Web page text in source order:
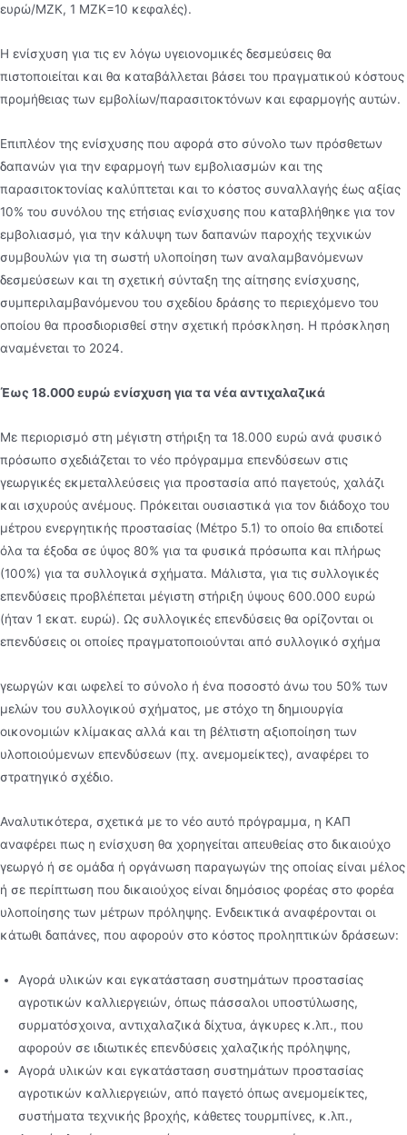
ευρώ/ΜΖΚ, 1 ΜΖΚ=10 κεφαλές).
Η ενίσχυση για τις εν λόγω υγειονοµικές δεσµεύσεις θα
πιστοποιείται και θα καταβάλλεται βάσει του πραγµατικού κόστους
προµήθειας των εµβολίων/παρασιτοκτόνων και εφαρµογής αυτών.
Επιπλέον της ενίσχυσης που αφορά στο σύνολο των πρόσθετων
δαπανών για την εφαρµογή των εµβολιασµών και της
παρασιτοκτονίας καλύπτεται και το κόστος συναλλαγής έως αξίας
10% του συνόλου της ετήσιας ενίσχυσης που καταβλήθηκε για τον
εµβολιασµό, για την κάλυψη των δαπανών παροχής τεχνικών
συµβουλών για τη σωστή υλοποίηση των αναλαµβανόµενων
δεσµεύσεων και τη σχετική σύνταξη της αίτησης ενίσχυσης,
συµπεριλαµβανόµενου του σχεδίου δράσης το περιεχόµενο του
οποίου θα προσδιορισθεί στην σχετική πρόσκληση. Η πρόσκληση
αναµένεται το 2024.
Έως 18.000 ευρώ ενίσχυση για τα νέα αντιχαλαζικά
Με περιορισµό στη µέγιστη στήριξη τα 18.000 ευρώ ανά φυσικό
πρόσωπο σχεδιάζεται το νέο πρόγραµµα επενδύσεων στις
γεωργικές εκµεταλλεύσεις για προστασία από παγετούς, χαλάζι
και ισχυρούς ανέµους. Πρόκειται ουσιαστικά για τον διάδοχο του
µέτρου ενεργητικής προστασίας (Μέτρο 5.1) το οποίο θα επιδοτεί
όλα τα έξοδα σε ύψος 80% για τα φυσικά πρόσωπα και πλήρως
(100%) για τα συλλογικά σχήµατα. Μάλιστα, για τις συλλογικές
επενδύσεις προβλέπεται µέγιστη στήριξη ύψους 600.000 ευρώ
(ήταν 1 εκατ. ευρώ). Ως συλλογικές επενδύσεις θα ορίζονται οι
επενδύσεις οι οποίες πραγµατοποιούνται από συλλογικό σχήµα
γεωργών και ωφελεί το σύνολο ή ένα ποσοστό άνω του 50% των
µελών του συλλογικού σχήµατος, µε στόχο τη δηµιουργία
οικονοµιών κλίµακας αλλά και τη βέλτιστη αξιοποίηση των
υλοποιούµενων επενδύσεων (πχ. ανεµοµείκτες), αναφέρει το
στρατηγικό σχέδιο.
Αναλυτικότερα, σχετικά µε το νέο αυτό πρόγραµµα, η ΚΑΠ
αναφέρει πως η ενίσχυση θα χορηγείται απευθείας στο δικαιούχο
γεωργό ή σε οµάδα ή οργάνωση παραγωγών της οποίας είναι µέλος
ή σε περίπτωση που δικαιούχος είναι δηµόσιος φορέας στο φορέα
υλοποίησης των µέτρων πρόληψης. Ενδεικτικά αναφέρονται οι
κάτωθι δαπάνες, που αφορούν στο κόστος προληπτικών δράσεων:
Αγορά υλικών και εγκατάσταση συστηµάτων προστασίας
αγροτικών καλλιεργειών, όπως πάσσαλοι υποστύλωσης,
συρµατόσχοινα, αντιχαλαζικά δίχτυα, άγκυρες κ.λπ., που
αφορούν σε ιδιωτικές επενδύσεις χαλαζικής πρόληψης,
Αγορά υλικών και εγκατάσταση συστηµάτων προστασίας
αγροτικών καλλιεργειών, από παγετό όπως ανεµοµείκτες,
συστήµατα τεχνικής βροχής, κάθετες τουρµπίνες, κ.λπ.,